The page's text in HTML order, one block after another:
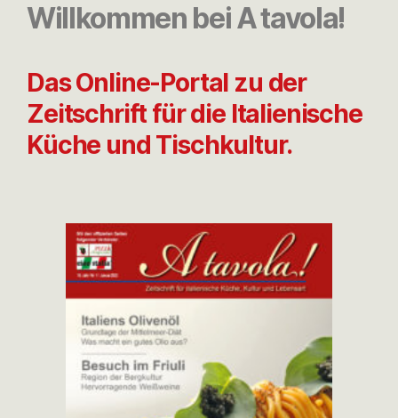
Willkommen bei A tavola!
Das Online-Portal zu der
Zeitschrift für die Italienische
Küche und Tischkultur.